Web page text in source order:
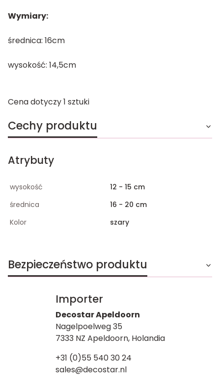
Wymiary:
średnica: 16cm
wysokość: 14,5cm
Cena dotyczy 1 sztuki
Cechy produktu
Atrybuty
wysokość
12 - 15 cm
średnica
16 - 20 cm
Kolor
szary
Bezpieczeństwo produktu
Importer
Decostar Apeldoorn
Nagelpoelweg 35
7333 NZ Apeldoorn, Holandia
+31 (0)55 540 30 24
sales@decostar.nl